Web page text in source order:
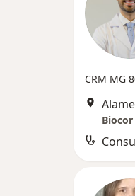
CRM MG
Biocor